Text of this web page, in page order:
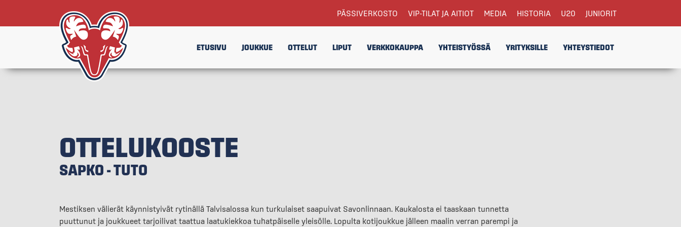
PÄSSIVERKOSTO VIP-TILAT JA AITIOT MEDIA HISTORIA U20 JUNIORIT
ETUSIVU JOUKKUE OTTELUT LIPUT VERKKOKAUPPA YHTEISTYÖSSÄ YRITYKSILLE YHTEYSTIEDOT
OTTELUKOOSTE
SAPKO - TUTO
Mestiksen välierät käynnistyivät rytinällä Talvisalossa kun turkulaiset saapuivat Savonlinnaan. Kaukalosta ei taaskaan tunnetta
puuttunut ja joukkueet tarjoilivat taattua laatukiekkoa tuhatpäiselle yleisölle. Lopulta kotijoukkue jälleen maalin verran parempi ja